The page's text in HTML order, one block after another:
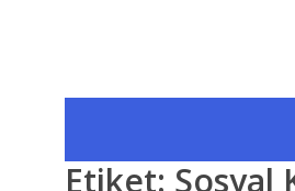
Etiket: Sosyal